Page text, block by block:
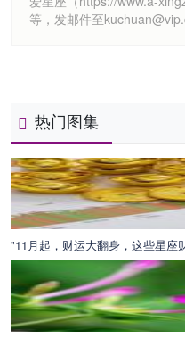
等，发邮件至
热门图集
"11月起，财运大翻身，这些星座